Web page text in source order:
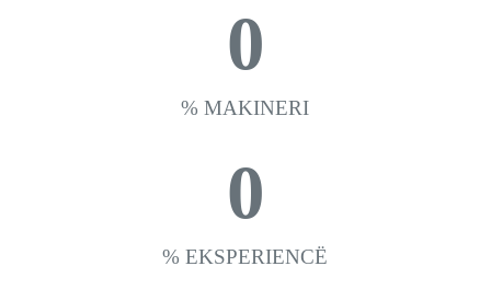
% MAKINERI
0
% EKSPERIENCË
0